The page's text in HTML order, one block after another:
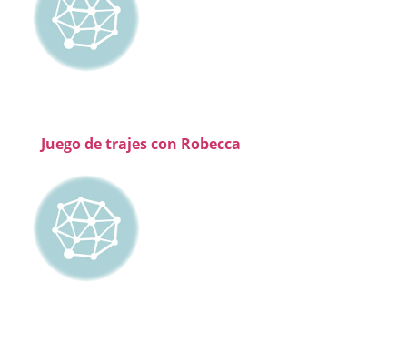
Juego de trajes con Robecca